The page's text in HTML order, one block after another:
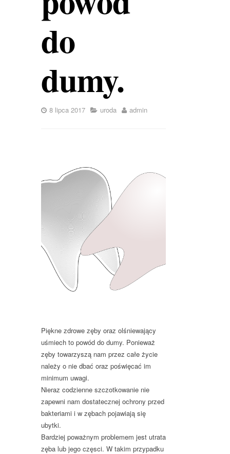
do
dumy.
8 lipca 2017 uroda admin
Piękne zdrowe zęby oraz olśniewający
uśmiech to powód do dumy. Ponieważ
zęby towarzyszą nam przez całe życie
należy o nie dbać oraz poświęcać im
minimum uwagi.
Nieraz codzienne szczotkowanie nie
zapewni nam dostatecznej ochrony przed
bakteriami i w zębach pojawiają się
ubytki.
Bardziej poważnym problemem jest utrata
zęba lub jego częsci. W takim przypadku